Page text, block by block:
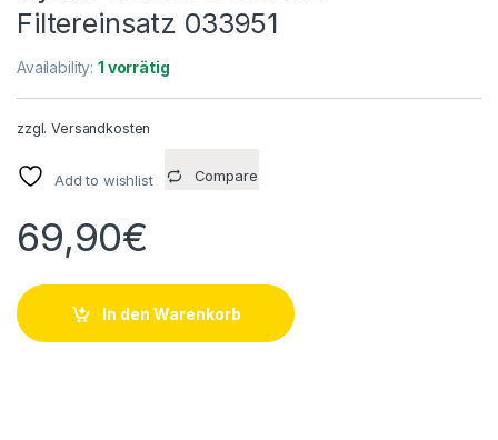
Filtereinsatz 033951
Availability:1 vorrätig
zzgl.Versandkosten
Add to wishlist Compare
69,90€
In den Warenkorb